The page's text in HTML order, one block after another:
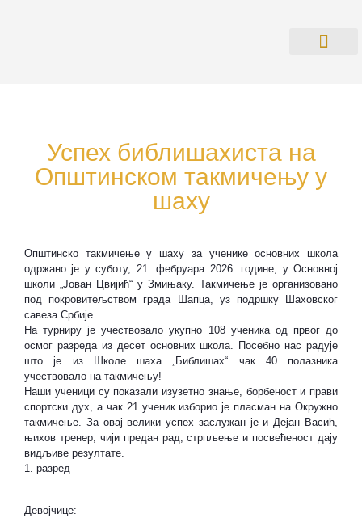
Успех библишахиста на
Општинском такмичењу у
шаху
Општинско такмичење у шаху за ученике основних школа
одржано је у суботу, 21. фебруара 2026. године, у Основнoj
школи „Јован Цвијић“ у Змињаку. Такмичење је организовано
под покровитељством градa Шапца, уз подршку Шаховског
савеза Србије.
На турниру је учествовало укупно 108 ученика од првог до
осмог разреда из десет основних школа. Посебно нас радује
што је из Школе шаха „Библишах“ чак 40 полазника
учествовало на такмичењу!
Наши ученици су показали изузетно знање, борбеност и прави
спортски дух, а чак 21 ученик изборио је пласман на Окружно
такмичење. За овај велики успех заслужан је и Дејан Васић,
њихов тренер, чији предан рад, стрпљење и посвећеност дају
видљиве резултате.
1. разред
Девојчице: